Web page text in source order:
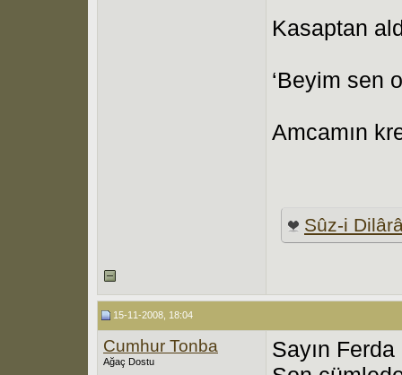
Kasaptan
‘Beyim sen
Amcamın
Sûz-i
15-11-2008, 18:04
Cumhur Tonba
Ağaç Dostu
Sayın